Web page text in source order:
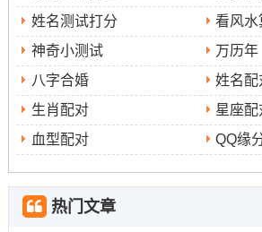
优先推荐:9月4日（农历七月十三;星
日，宜嫁娶 -寓意婚姻生活充满活力与
9月17日（农历七月廿六，星期三）；
娶，标记婚姻稳固和谐。
次选吉日:9月8日（农历七月十七 -星
慎）...
姓名测试打分
看风水
神奇小测试
万历年
八字合婚
姓名配
生肖配对
星座配
血型配对
QQ缘
热门文章